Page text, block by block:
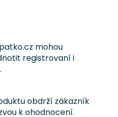
mohou
registrovaní i
obdrží zákazník
k ohodnocení.